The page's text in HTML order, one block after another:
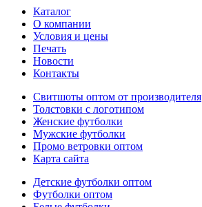
Каталог
О компании
Условия и цены
Печать
Новости
Контакты
Свитшоты оптом от производителя
Толстовки с логотипом
Женские футболки
Мужские футболки
Промо ветровки оптом
Карта сайта
Детские футболки оптом
Футболки оптом